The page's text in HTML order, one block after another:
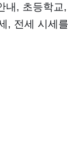
내, 초등학교
, 전세 시세